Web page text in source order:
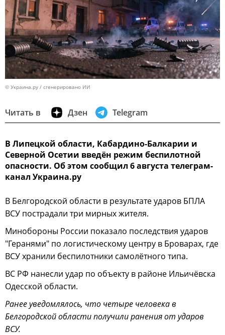
© Украина.ру / сгенерировано ИИ
Читать в Дзен Telegram
В Липецкой области, Кабардино-Балкарии и
Северной Осетии введён режим беспилотной
опасности. Об этом сообщил 6 августа телеграм-
канал Украина.ру
В Белгородской области в результате ударов БПЛА
ВСУ пострадали три мирных жителя.
Минобороны России показало последствия ударов
"Геранями" по логистическому центру в Броварах, где
ВСУ хранили беспилотники самолётного типа.
ВС РФ нанесли удар по объекту в районе Ильичёвска
Одесской области.
Ранее уведомлялось, что четыре человека в
Белгородской области получили ранения от ударов
ВСУ.